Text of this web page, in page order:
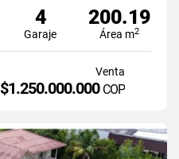
4
Garaje
200.19
Área m2
Venta
$1.250.000.000 COP